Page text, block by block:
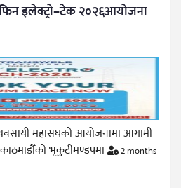
फिन इलेक्ट्रो–टेक २०२६आयोजना
महासंघको आयोजनामा आगामी
भृकुटीमण्डपमा
2 months